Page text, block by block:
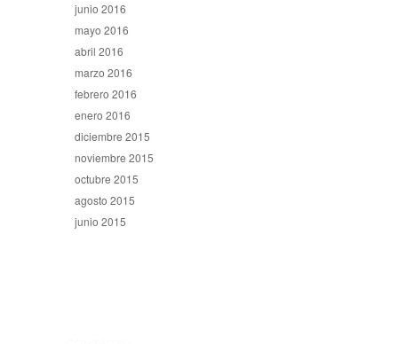
junio 2016
mayo 2016
abril 2016
marzo 2016
febrero 2016
enero 2016
diciembre 2015
noviembre 2015
octubre 2015
agosto 2015
junio 2015